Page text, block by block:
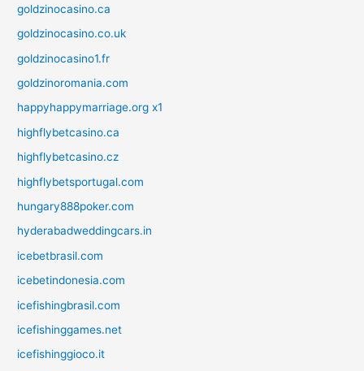
goldzinocasino.ca
goldzinocasino.co.uk
goldzinocasino1.fr
goldzinoromania.com
happyhappymarriage.org x1
highflybetcasino.ca
highflybetcasino.cz
highflybetsportugal.com
hungary888poker.com
hyderabadweddingcars.in
icebetbrasil.com
icebetindonesia.com
icefishingbrasil.com
icefishinggames.net
icefishinggioco.it